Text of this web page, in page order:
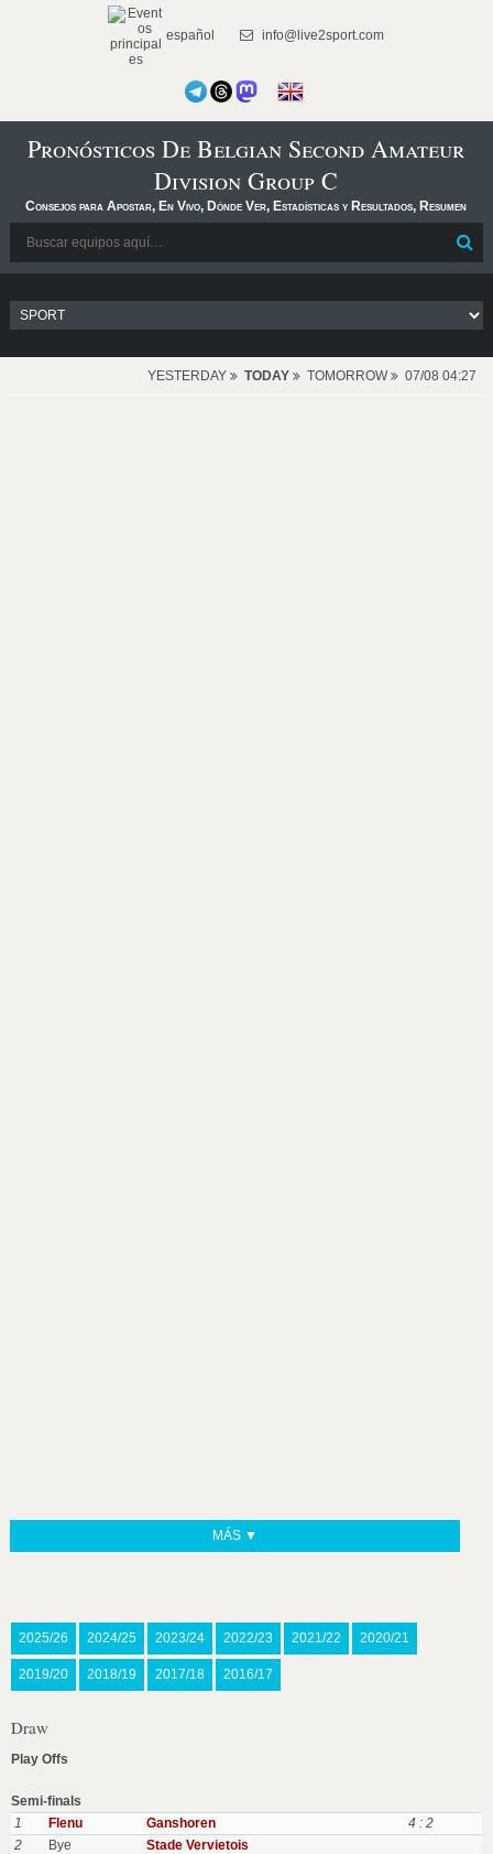
español info@live2sport.com
Pronósticos De Belgian Second Amateur
Division Group C
Consejos para Apostar, En Vivo, Dónde Ver, Estadísticas y Resultados, Resumen
YESTERDAY TODAY TOMORROW 07/08 04:27
MÁS ▼
2025/26 2024/25 2023/24 2022/23 2021/22 2020/21
2019/20 2018/19 2017/18 2016/17
Draw
Play Offs
Semi-finals
1
Flenu Ganshoren
4 : 2
2
Bye Stade Vervietois